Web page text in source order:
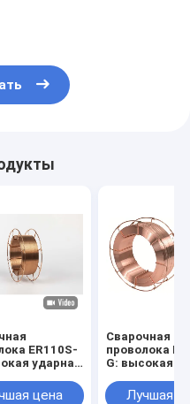
ER110S-
ударная
цена
Сварочная
проволока
G: высокая
низкихЛучшая